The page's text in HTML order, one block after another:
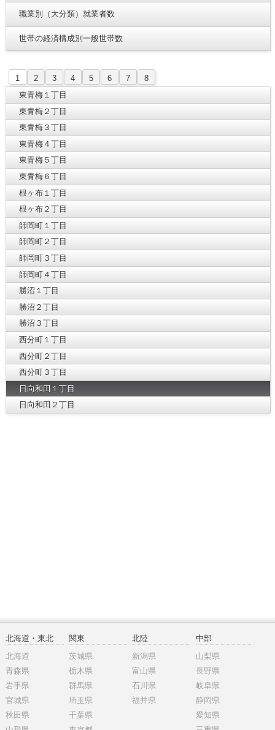
職業別（大分類）就業者数
世帯の経済構成別一般世帯数
1 2 3 4 5 6 7
8
東青梅１丁目
東青梅２丁目
東青梅３丁目
東青梅４丁目
東青梅５丁目
東青梅６丁目
根ヶ布１丁目
根ヶ布２丁目
師岡町１丁目
師岡町２丁目
師岡町３丁目
師岡町４丁目
勝沼１丁目
勝沼２丁目
勝沼３丁目
西分町１丁目
西分町２丁目
西分町３丁目
日向和田１丁目
日向和田２丁目
北海道・東北
北海道
青森県
岩手県
宮城県
秋田県
関東
茨城県
栃木県
群馬県
埼玉県
千葉県
北陸
新潟県
富山県
石川県
福井県
中部
山梨県
長野県
岐阜県
静岡県
愛知県